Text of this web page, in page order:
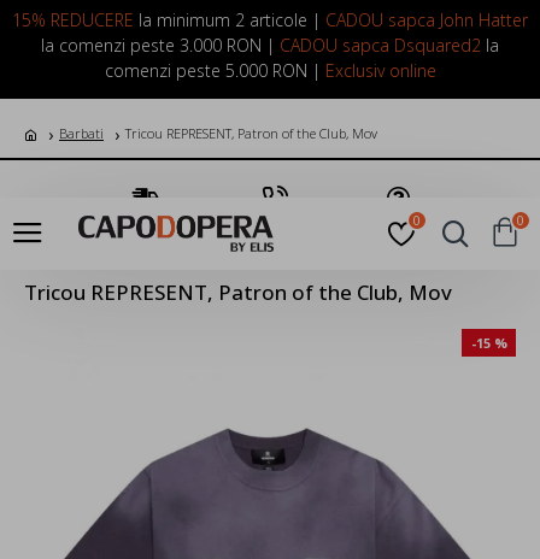
15% REDUCERE la minimum 2 articole | CADOU sapca John Hatter
la comenzi peste 3.000 RON | CADOU sapca Dsquared2 la
comenzi peste 5.000 RON | Exclusiv online
LOGIN INREGISTRARE
0 0
Barbati Tricou REPRESENT, Patron of the Club, Mov
Transport Gratuit Suna Acum Pune o Intrebare
Tricou REPRESENT, Patron of the Club, Mov
-15 %